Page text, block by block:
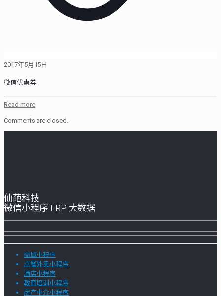
2017年5月15日
微信优惠券
Read more
Comments are closed.
仙葩科技
微信小程序 ERP 大数据
商城小程序
点餐外卖小程序
酒店小程序
教育培训小程序
房产中介小程序